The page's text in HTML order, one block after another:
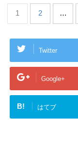
1 2 …
Twitter
Google+
B! はてブ